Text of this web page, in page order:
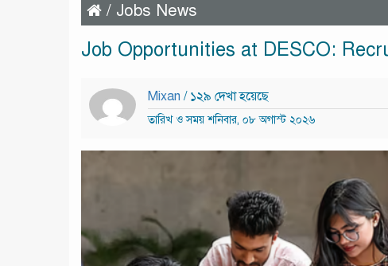
/ Jobs News
Job Opportunities at DESCO:
Mixan / ১২৯ দেখা হয়েছে
তারিখ ও সময় শনিবার, ০৮ অগাস্ট ২০২৬